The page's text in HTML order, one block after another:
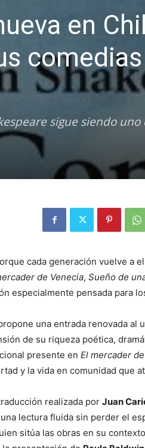
en
sigue siendo
cada generación vuelve a
de Venecia, Sueño de
especialmente pensada para
una entrada renovada al
de su riqueza poética,
presente en El mercader
y la vida en comunidad que
realizada por Juan
lectura fluida sin perder el
sitúa las obras en su